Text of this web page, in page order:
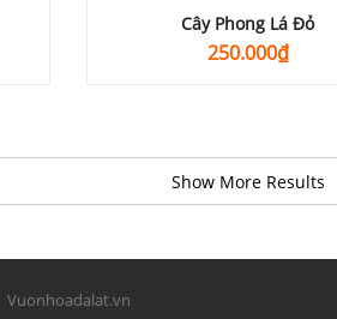
Cây Phong Lá Đỏ
250.000₫
Vuonhoadalat.vn